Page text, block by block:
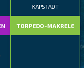
KAPSTADT
TORPEDO-MAKRELE